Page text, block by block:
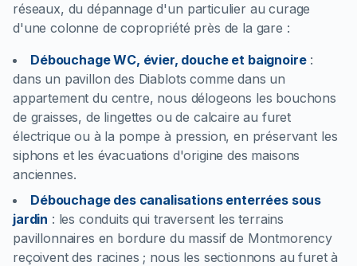
réseaux, du dépannage d'un particulier au curage
d'une colonne de copropriété près de la gare :
Débouchage WC, évier, douche et baignoire:
dans un pavillon des Diablots comme dans un
appartement du centre, nous délogeons les bouchons
de graisses, de lingettes ou de calcaire au furet
électrique ou à la pompe à pression, en préservant les
siphons et les évacuations d'origine des maisons
anciennes.
Débouchage des canalisations enterrées sous
jardin : les conduits qui traversent les terrains
pavillonnaires en bordure du massif de Montmorency
reçoivent des racines ; nous les sectionnons au furet à